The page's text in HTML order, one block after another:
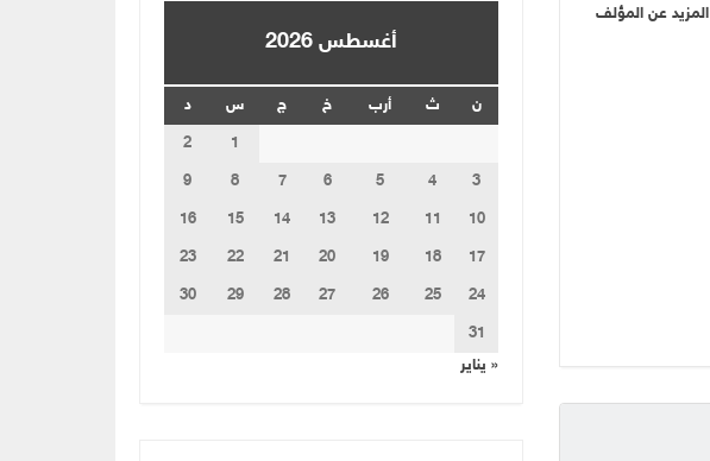
المزيد عن المؤلف
أغسطس 2026
ن ث أرب خ ج س
د
1
2
3
4
5
6
7
8
9
10
11
12
13
14
15
16
17
18
19
20
21
22
23
24
25
26
27
28
29
30
31
« يناير